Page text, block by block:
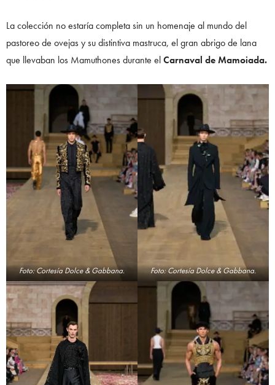
La colección no estaría completa sin un homenaje al mundo del
pastoreo de ovejas y su distintiva mastruca, el gran abrigo de lana
que llevaban los Mamuthones durante elCarnaval de Mamoiada.
Foto: Cortesía Dolce & Gabbana. Foto: Cortesía Dolce & Gabbana.